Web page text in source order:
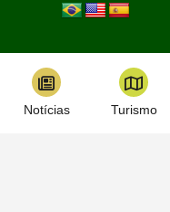
Notícias Turismo